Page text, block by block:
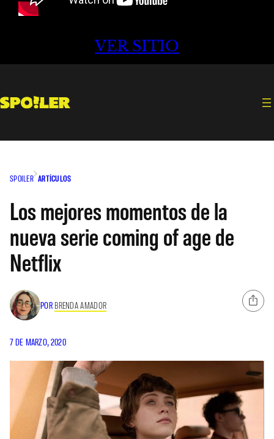
VER SITIO
SPOILER ARTÍCULOS
Los mejores momentos de la
nueva serie coming of age de
Netflix
POR BRENDA AMADOR
7 DE MARZO, 2020